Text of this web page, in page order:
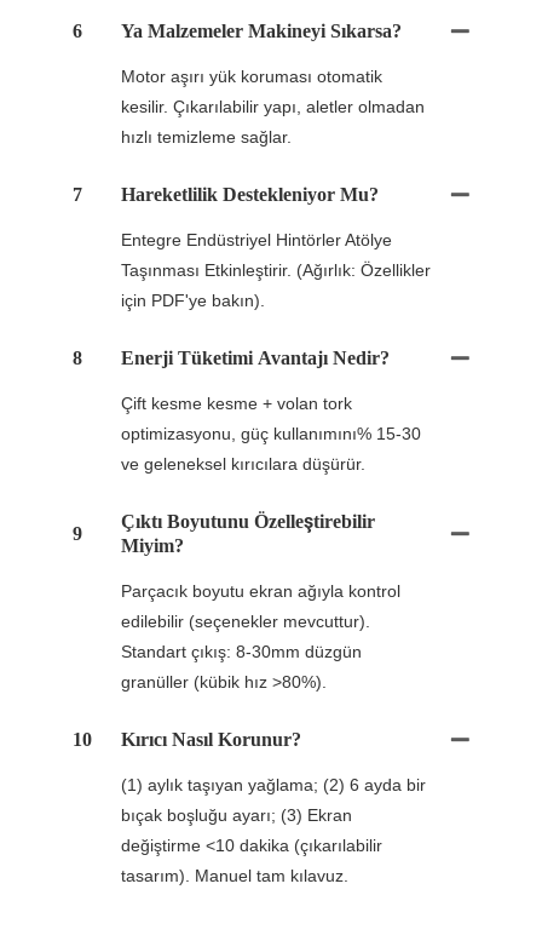
6 Ya Malzemeler Makineyi Sıkarsa?
Motor aşırı yük koruması otomatik
kesilir. Çıkarılabilir yapı, aletler olmadan
hızlı temizleme sağlar.
7 Hareketlilik Destekleniyor Mu?
Entegre Endüstriyel Hintörler Atölye
Taşınması Etkinleştirir. (Ağırlık: Özellikler
için PDF'ye bakın).
8 Enerji Tüketimi Avantajı Nedir?
Çift kesme kesme + volan tork
optimizasyonu, güç kullanımını% 15-30
ve geleneksel kırıcılara düşürür.
9
Çıktı Boyutunu Özelleştirebilir
Miyim?
Parçacık boyutu ekran ağıyla kontrol
edilebilir (seçenekler mevcuttur).
Standart çıkış: 8-30mm düzgün
granüller (kübik hız >80%).
10 Kırıcı Nasıl Korunur?
(1) aylık taşıyan yağlama; (2) 6 ayda bir
bıçak boşluğu ayarı; (3) Ekran
değiştirme <10 dakika (çıkarılabilir
tasarım). Manuel tam kılavuz.